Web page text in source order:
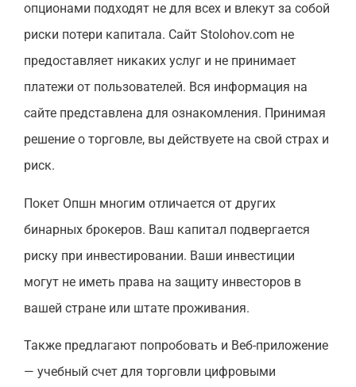
опционами подходят не для всех и влекут за собой
риски потери капитала. Сайт Stolohov.com не
предоставляет никаких услуг и не принимает
платежи от пользователей. Вся информация на
сайте представлена для ознакомления. Принимая
решение о торговле, вы действуете на свой страх и
риск.
Покет Опшн многим отличается от других
бинарных брокеров. Ваш капитал подвергается
риску при инвестировании. Ваши инвестиции
могут не иметь права на защиту инвесторов в
вашей стране или штате проживания.
Также предлагают попробовать и Веб-приложение
— учебный счет для торговли цифровыми